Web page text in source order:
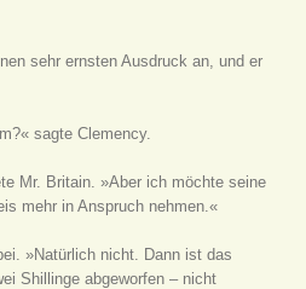
sehr ernsten Ausdruck an, und er
sagte Clemency.
Mr. Britain. »Aber ich möchte seine
mehr in Anspruch nehmen.«
»Natürlich nicht. Dann ist das
Shillinge abgeworfen – nicht